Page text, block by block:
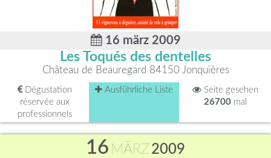
16 märz 2009
Les Toqués des dentelles
Château de Beauregard 84150 Jonquières
Dégustation
réservée aux
professionnels
Ausführliche Liste
Seite gesehen
26700mal
16 MÄRZ 2009